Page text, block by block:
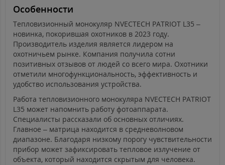
Особенности
Тепловизионный монокуляр NVECTECH PATRIOT L35 –
новинка, покорившая охотников в 2023 году.
Производитель изделия является лидером на
охотничьем рынке. Компания получила сотни
позитивных отзывов от людей со всего мира. Охотники
отметили многофункциональность, эффективность и
удобство использования устройства.
Работа тепловизионного монокуляра NVECTECH PATRIOT
L35 может напомнить работу фотоаппарата.
Специалисты рассказали об основных отличиях.
Главное – матрица находится в средневолновом
диапазоне. Благодаря низкому порогу чувствительности
прибор может зафиксировать тепловое излучение от
объекта, который находится скрытым для человека.